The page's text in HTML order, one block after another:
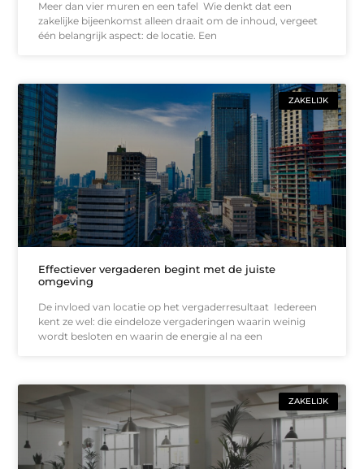
Meer dan vier muren en een tafel Wie denkt dat een
zakelijke bijeenkomst alleen draait om de inhoud, vergeet
één belangrijk aspect: de locatie. Een
ZAKELIJK
Effectiever vergaderen begint met de juiste
omgeving
De invloed van locatie op het vergaderresultaat Iedereen
kent ze wel: die eindeloze vergaderingen waarin weinig
wordt besloten en waarin de energie al na een
ZAKELIJK